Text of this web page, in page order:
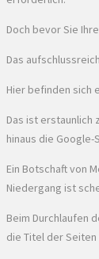
Doch bevor Sie
Das
Hier befinden sich
Das ist erstaunlich
hinaus die Google-
Ein Botschaft von
Niedergang ist
Beim Durchlaufen
die Titel der